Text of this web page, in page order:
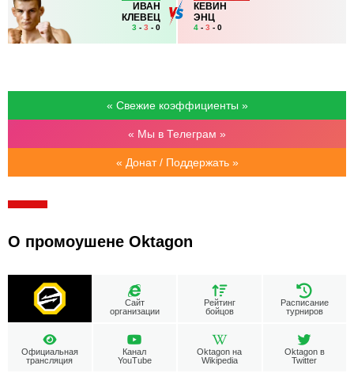
ИВАН
КЛЕВЕЦ
3 - 3 - 0
КЕВИН
ЭНЦ
4 - 3 - 0
« Свежие коэффициенты »
« Мы в Телеграм »
« Донат / Поддержать »
О промоушене Oktagon
Сайт
организации
Рейтинг
бойцов
Расписание
турниров
Официальная
трансляция
Канал
YouTube
Oktagon на
Wikipedia
Oktagon в
Twitter